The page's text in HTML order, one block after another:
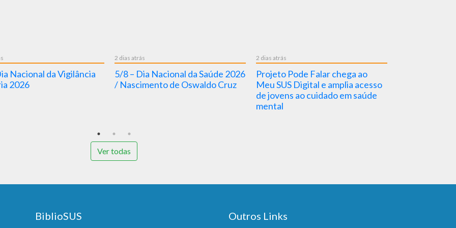
para a
OMS alerta: Ambientes Digitais
como Determinantes de Saúde –
1º/8 – Dia Nacional dos
Portadores de Vitiligo 2026
Mês do Aleitamento Materno
Brasil e Semana Mundial do
Aleitamento Materno 2026
Ver todas
BiblioSUS Outros Links